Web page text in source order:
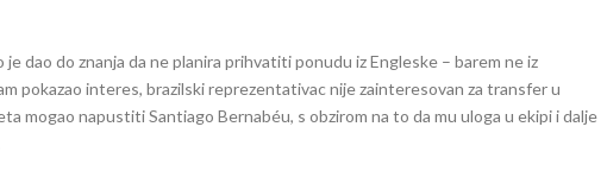
je dao do znanja da ne planira prihvatiti ponudu iz Engleske – barem ne iz
pokazao interes, brazilski reprezentativac nije zainteresovan za transfer u
mogao napustiti Santiago Bernabéu, s obzirom na to da mu uloga u ekipi i dalje